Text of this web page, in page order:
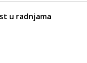
u radnjama